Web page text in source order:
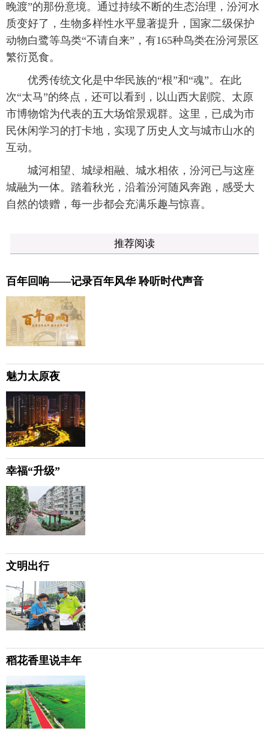
晚渡”的那份意境。通过持续不断的生态治理，汾河水
质变好了，生物多样性水平显著提升，国家二级保护
动物白鹭等鸟类“不请自来”，有165种鸟类在汾河景区
繁衍觅食。
优秀传统文化是中华民族的“根”和“魂”。在此
次“太马”的终点，还可以看到，以山西大剧院、太原
市博物馆为代表的五大场馆景观群。这里，已成为市
民休闲学习的打卡地，实现了历史人文与城市山水的
互动。
城河相望、城绿相融、城水相依，汾河已与这座
城融为一体。踏着秋光，沿着汾河随风奔跑，感受大
自然的馈赠，每一步都会充满乐趣与惊喜。
推荐阅读
百年回响——记录百年风华 聆听时代声音
魅力太原夜
幸福“升级”
文明出行
稻花香里说丰年